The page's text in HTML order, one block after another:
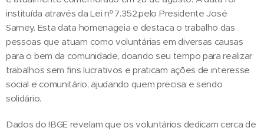
instituída através da Lei nº 7.352,pelo Presidente José
Sarney. Esta data homenageia e destaca o trabalho das
pessoas que atuam como voluntárias em diversas causas
para o bem da comunidade, doando seu tempo para realizar
trabalhos sem fins lucrativos e praticam ações de interesse
social e comunitário, ajudando quem precisa e sendo
solidário.
Dados do IBGE revelam que os voluntários dedicam cerca de